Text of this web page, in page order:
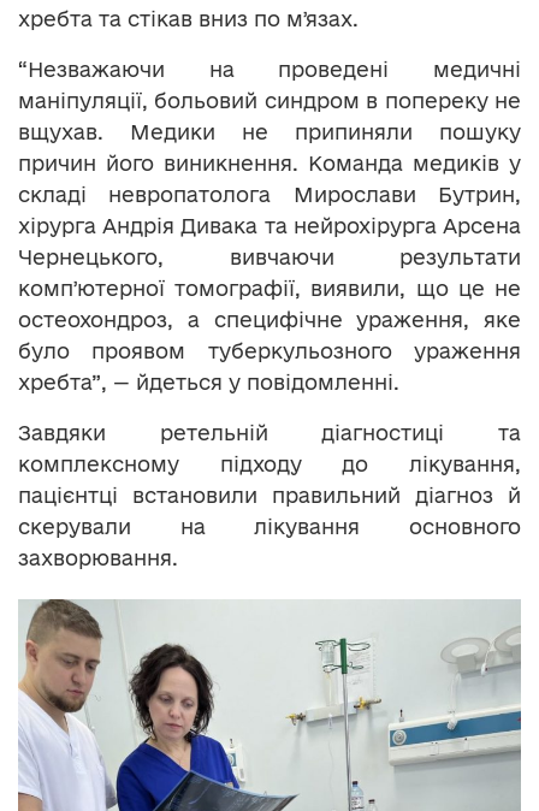
хребта та стікав вниз по мʼязах.
“Незважаючи на проведені медичні
маніпуляції, больовий синдром в попереку не
вщухав. Медики не припиняли пошуку
причин його виникнення. Команда медиків у
складі невропатолога Мирослави Бутрин,
хірурга Андрія Дивака та нейрохірурга Арсена
Чернецького, вивчаючи результати
компʼютерної томографії, виявили, що це не
остеохондроз, а специфічне ураження, яке
було проявом туберкульозного ураження
хребта”, — йдеться у повідомленні.
Завдяки ретельній діагностиці та
комплексному підходу до лікування,
пацієнтці встановили правильний діагноз й
скерували на лікування основного
захворювання.